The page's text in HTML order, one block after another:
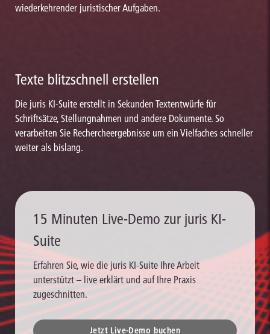
wiederkehrender juristischer Aufgaben.
Texte blitzschnell erstellen
Die juris KI-Suite erstellt in Sekunden Textentwürfe für
Schriftsätze, Stellungnahmen und andere Dokumente. So
verarbeiten Sie Rechercheergebnisse um ein Vielfaches schneller
weiter als bislang.
15 Minuten Live-Demo zur juris KI-
Suite
Erfahren Sie, wie die juris KI-Suite Ihre Arbeit
unterstützt – live erklärt und auf Ihre Praxis
zugeschnitten.
Jetzt Live-Demo buchen